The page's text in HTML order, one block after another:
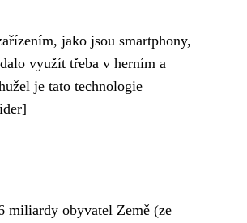
jako jsou smartphony,
využít třeba v herním a
je tato technologie
miliardy obyvatel Země (ze